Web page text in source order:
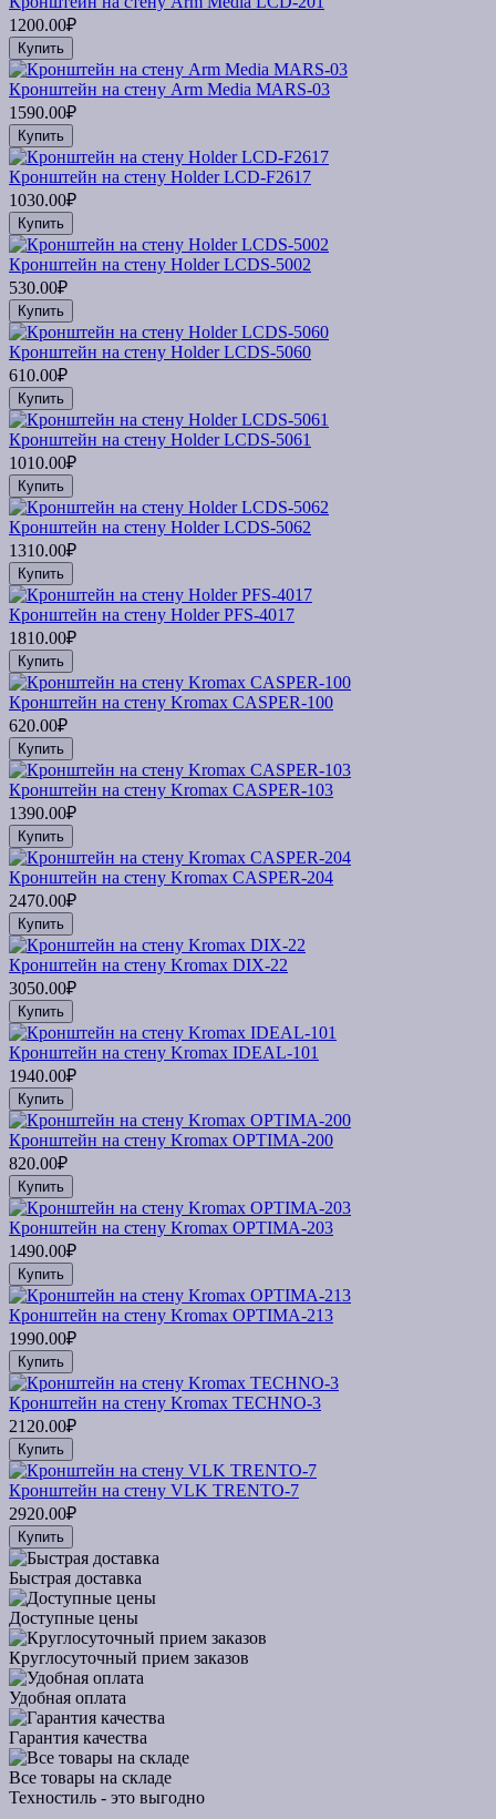
1200.00₽
Купить
Кронштейн на стену Arm Media MARS-03
1590.00₽
Купить
Кронштейн на стену Holder LCD-F2617
1030.00₽
Купить
Кронштейн на стену Holder LCDS-5002
530.00₽
Купить
Кронштейн на стену Holder LCDS-5060
610.00₽
Купить
Кронштейн на стену Holder LCDS-5061
1010.00₽
Купить
Кронштейн на стену Holder LCDS-5062
1310.00₽
Купить
Кронштейн на стену Holder PFS-4017
1810.00₽
Купить
Кронштейн на стену Kromax CASPER-100
620.00₽
Купить
Кронштейн на стену Kromax CASPER-103
1390.00₽
Купить
Кронштейн на стену Kromax CASPER-204
2470.00₽
Купить
Кронштейн на стену Kromax DIX-22
3050.00₽
Купить
Кронштейн на стену Kromax IDEAL-101
1940.00₽
Купить
Кронштейн на стену Kromax OPTIMA-200
820.00₽
Купить
Кронштейн на стену Kromax OPTIMA-203
1490.00₽
Купить
Кронштейн на стену Kromax OPTIMA-213
1990.00₽
Купить
Кронштейн на стену Kromax TECHNO-3
2120.00₽
Купить
Кронштейн на стену VLK TRENTO-7
2920.00₽
Купить
Быстрая доставка
Доступные цены
Круглосуточный прием заказов
Удобная оплата
Гарантия качества
Все товары на складе
Техностиль - это выгодно